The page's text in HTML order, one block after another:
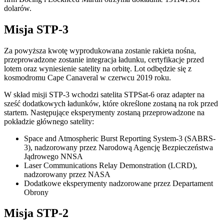
dolarów.
Misja STP-3
Za powyższa kwotę wyprodukowana zostanie rakieta nośna,
przeprowadzone zostanie integracja ładunku, certyfikacje przed
lotem oraz wyniesienie satelity na orbitę. Lot odbędzie się z
kosmodromu Cape Canaveral w czerwcu 2019 roku.
W skład misji STP-3 wchodzi satelita STPSat-6 oraz adapter na
sześć dodatkowych ładunków, które określone zostaną na rok przed
startem. Następujące eksperymenty zostaną przeprowadzone na
pokładzie głównego satelity:
Space and Atmospheric Burst Reporting System-3 (SABRS-
3), nadzorowany przez Narodową Agencję Bezpieczeństwa
Jądrowego NNSA
Laser Communications Relay Demonstration (LCRD),
nadzorowany przez NASA
Dodatkowe eksperymenty nadzorowane przez Departament
Obrony
Misja STP-2